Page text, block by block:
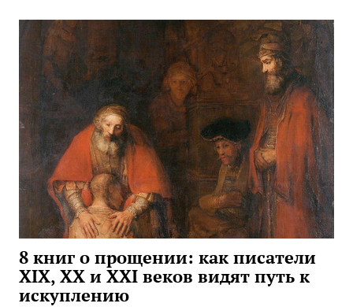
8 книг о прощении: как писатели
XIX, XX и XXI веков видят путь к
искуплению